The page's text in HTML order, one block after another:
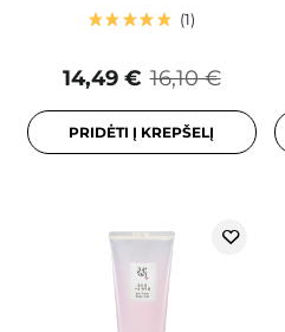
1
16,10 €
14,49 €
PRIDĖTI Į KREPŠELĮ